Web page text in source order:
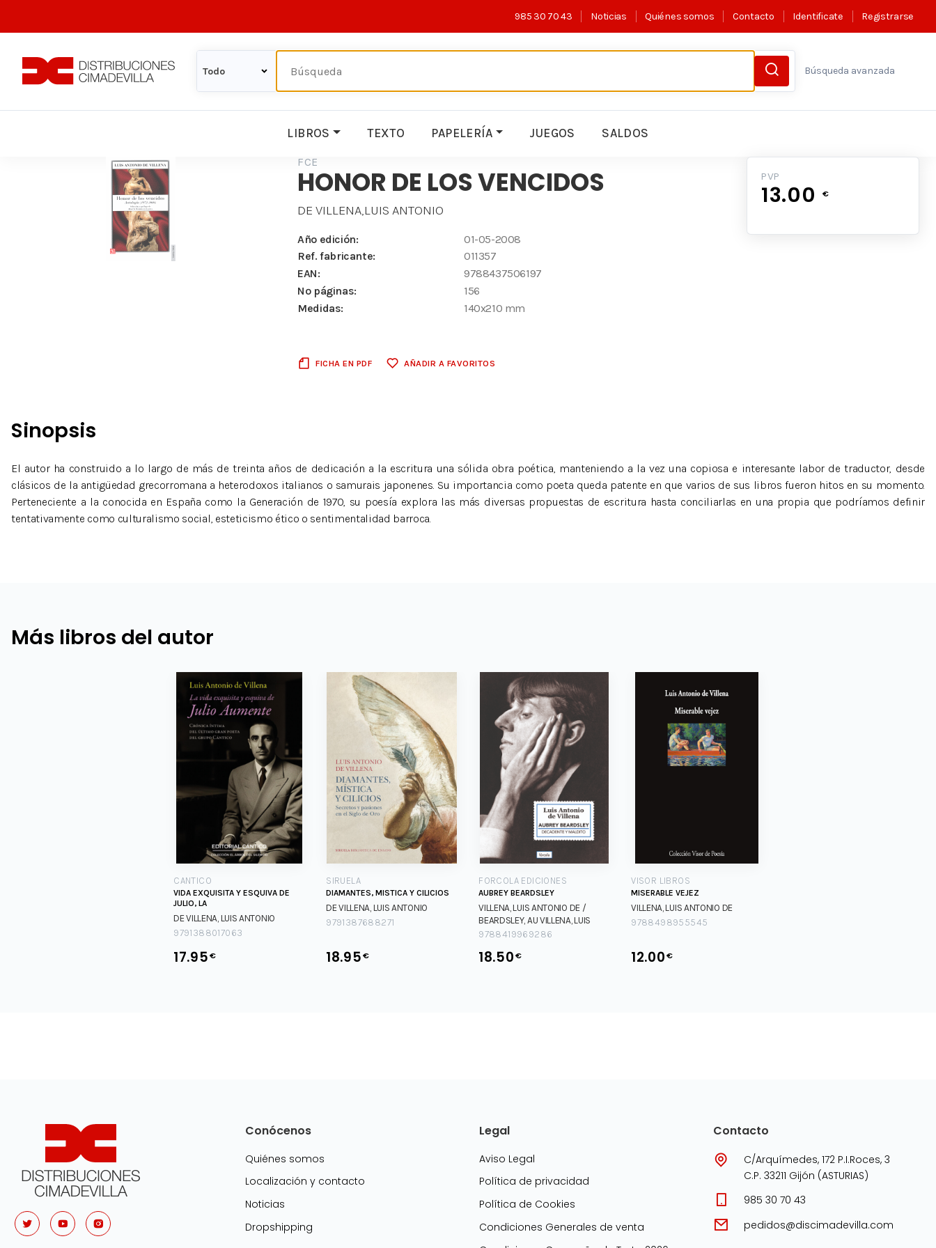
985 30 70 43 Noticias Quiénes somos Contacto Identificate Registrarse
Búsqueda avanzada
LIBROS TEXTO PAPELERÍA JUEGOS SALDOS
FCE
HONOR DE LOS VENCIDOS
DE VILLENA,LUIS ANTONIO
Año edición:
01-05-2008
Ref. fabricante:
011357
EAN:
9788437506197
Nº páginas:
156
Medidas:
140x210 mm
FICHA EN PDF AÑADIR A FAVORITOS
PVP
13.00 €
Sinopsis
El autor ha construido a lo largo de más de treinta años de dedicación a la escritura una sólida obra poética, manteniendo a la vez una copiosa e interesante labor de traductor, desde
clásicos de la antigüedad grecorromana a heterodoxos italianos o samurais japonenes. Su importancia como poeta queda patente en que varios de sus libros fueron hitos en su momento.
Perteneciente a la conocida en España como la Generación de 1970, su poesía explora las más diversas propuestas de escritura hasta conciliarlas en una propia que podríamos definir
tentativamente como culturalismo social, esteticismo ético o sentimentalidad barroca.
Más libros del autor
CANTICO
VIDA EXQUISITA Y ESQUIVA DE
JULIO, LA
DE VILLENA, LUIS ANTONIO
9791388017063
17.95€
SIRUELA
DIAMANTES, MISTICA Y CILICIOS
DE VILLENA, LUIS ANTONIO
9791387688271
18.95€
FORCOLA EDICIONES
AUBREY BEARDSLEY
VILLENA, LUIS ANTONIO DE /
BEARDSLEY, AU VILLENA, LUIS
ANTONIO DE / BEARDSLEY, AU
9788419969286
18.50€
VISOR LIBROS
MISERABLE VEJEZ
VILLENA, LUIS ANTONIO DE
9788498955545
12.00€
Conócenos
Quiénes somos
Localización y contacto
Noticias
Dropshipping
Legal
Aviso Legal
Política de privacidad
Política de Cookies
Condiciones Generales de venta
Contacto
C/Arquímedes, 172 P.I.Roces, 3
C.P. 33211 Gijón (ASTURIAS)
985 30 70 43
pedidos@discimadevilla.com